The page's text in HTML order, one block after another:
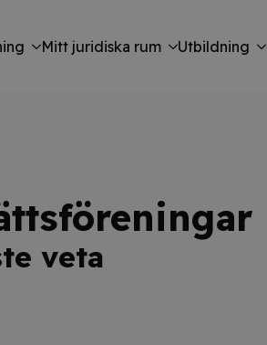
Mitt juridiska rum Utbildning
veta